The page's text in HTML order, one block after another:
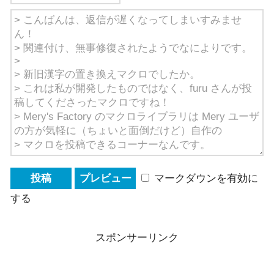
マークダウンを有効に
する
スポンサーリンク